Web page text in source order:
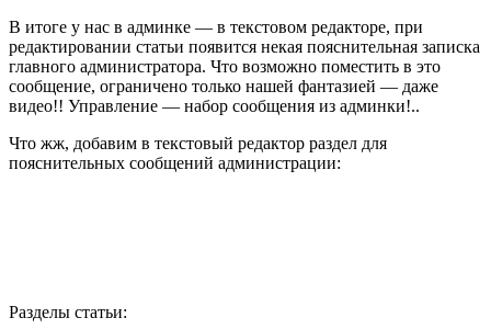
В итоге у нас в админке — в текстовом редакторе, при
редактировании статьи появится некая пояснительная записка
главного администратора. Что возможно поместить в это
сообщение, ограничено только нашей фантазией — даже
видео!! Управление — набор сообщения из админки!..
Что жж, добавим в текстовый редактор раздел для
пояснительных сообщений администрации:
Разделы статьи: